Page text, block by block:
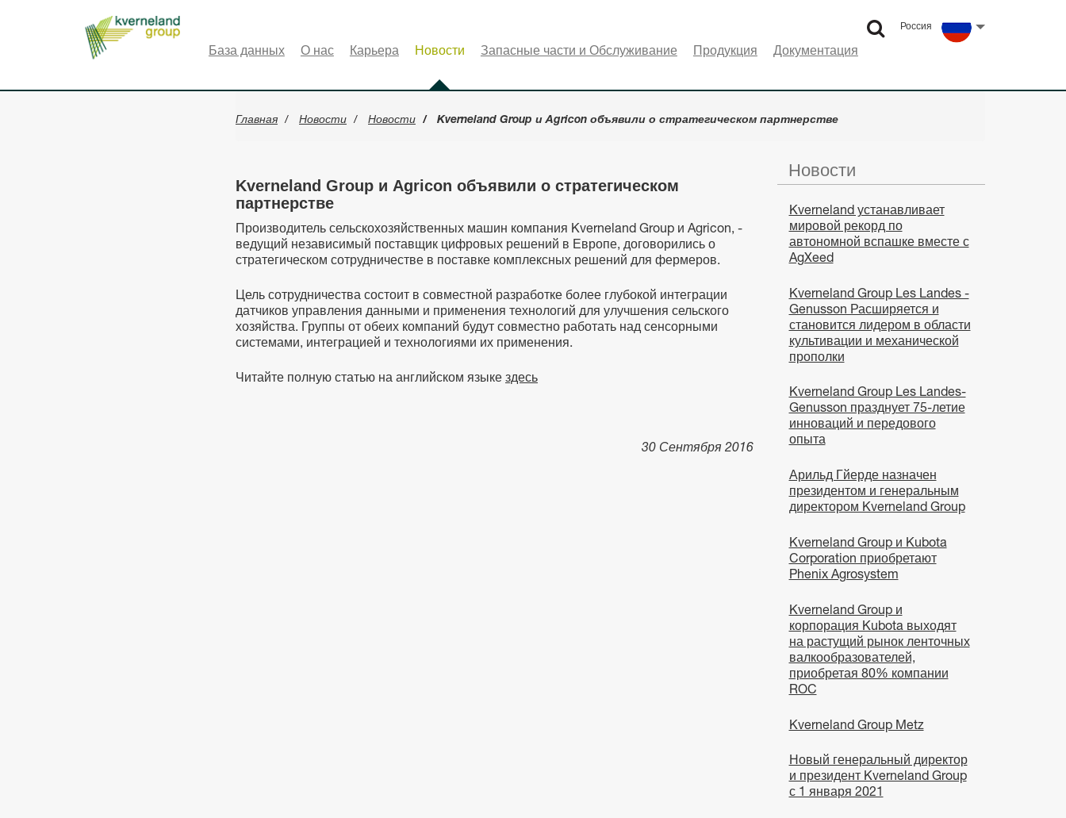
Россия
Select language
База данных О нас Карьера Новости Запасные части и Обслуживание Продукция Документация
Главная Новости Новости Kverneland Group и Agricon объявили о стратегическом партнерстве
Kverneland Group и Agricon объявили о стратегическом
партнерстве
Производитель сельскохозяйственных машин компания Kverneland Group и Agricon, -
ведущий независимый поставщик цифровых решений в Европе, договорились о
стратегическом сотрудничестве в поставке комплексных решений для фермеров.
Цель сотрудничества состоит в совместной разработке более глубокой интеграции
датчиков управления данными и применения технологий для улучшения сельского
хозяйства. Группы от обеих компаний будут совместно работать над сенсорными
системами, интеграцией и технологиями их применения.
Читайте полную статью на английском языке здесь
30 Сентября 2016
Новости
Kverneland устанавливает
мировой рекорд по
автономной вспашке вместе с
AgXeed
Kverneland Group Les Landes -
Genusson Расширяется и
становится лидером в области
культивации и механической
прополки
Kverneland Group Les Landes-
Genusson празднует 75-летие
инноваций и передового
опыта
Арильд Гйерде назначен
президентом и генеральным
директором Kverneland Group
Kverneland Group и Kubota
Corporation приобретают
Phenix Agrosystem
Kverneland Group и
корпорация Kubota выходят
на растущий рынок ленточных
валкообразователей,
приобретая 80% компании
ROC
Kverneland Group Metz
Новый генеральный директор
и президент Kverneland Group
с 1 января 2021